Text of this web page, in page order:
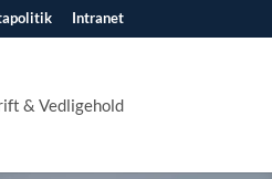
Intranet
& Vedligehold